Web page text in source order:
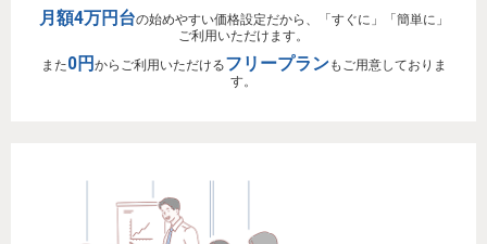
月額4万円台の始めやすい価格設定だから、
「すぐに」「簡単に」
ご利用いただけます。
また0円 からご利用いただけるフリープランもご用意しておりま
す。